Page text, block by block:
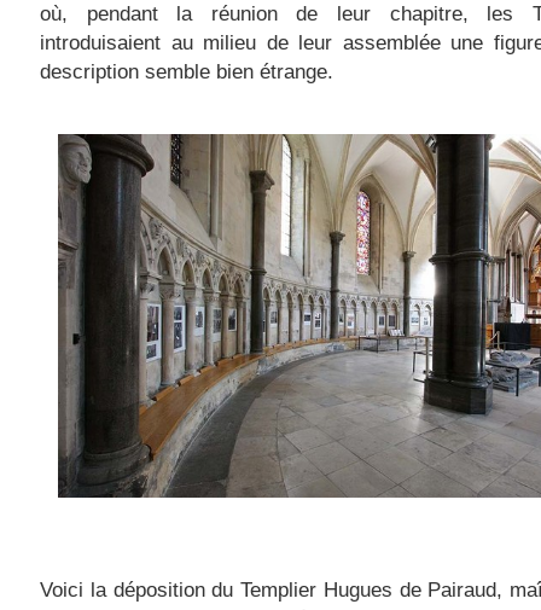
où, pendant la réunion de leur chapitre, les
introduisaient au milieu de leur assemblée une
description semble bien étrange.
Voici la déposition du Templier Hugues de Pairaud,